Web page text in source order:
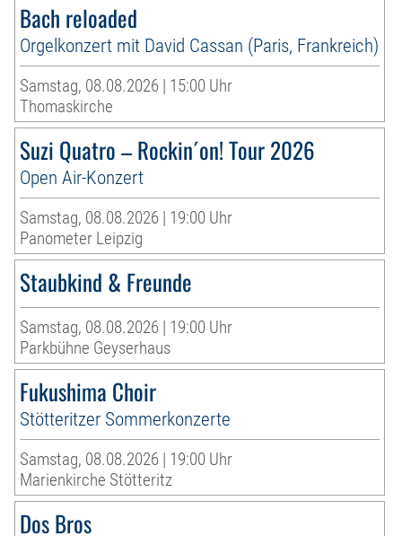
Bach reloaded
Orgelkonzert mit David Cassan (Paris, Frankreich)
Samstag, 08.08.2026 | 15:00 Uhr
Thomaskirche
Suzi Quatro – Rockin´on! Tour 2026
Open Air-Konzert
Samstag, 08.08.2026 | 19:00 Uhr
Panometer Leipzig
Staubkind & Freunde
Samstag, 08.08.2026 | 19:00 Uhr
Parkbühne Geyserhaus
Fukushima Choir
Stötteritzer Sommerkonzerte
Samstag, 08.08.2026 | 19:00 Uhr
Marienkirche Stötteritz
Dos Bros